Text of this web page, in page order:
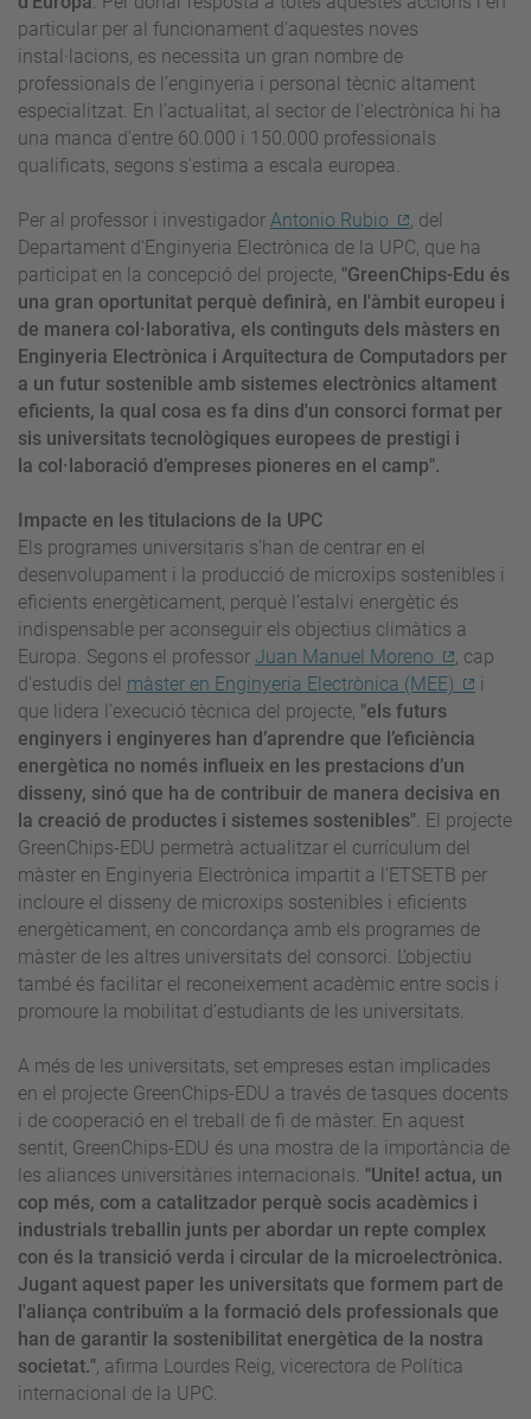
particular per al funcionament d'aquestes noves
instal·lacions, es necessita un gran nombre de
professionals de l’enginyeria i personal tècnic altament
especialitzat. En l’actualitat, al sector de l'electrònica hi ha
una manca d'entre 60.000 i 150.000 professionals
qualificats, segons s'estima a escala europea.
Per al professor i investigador Antonio Rubio
, del
Departament d'Enginyeria Electrònica de la UPC, que ha
participat en la concepció del projecte, "GreenChips-Edu és
una gran oportunitat perquè definirà, en l'àmbit europeu i
de manera col·laborativa, els continguts dels màsters en
Enginyeria Electrònica i Arquitectura de Computadors per
a un futur sostenible amb sistemes electrònics altament
eficients, la qual cosa es fa dins d'un consorci format per
sis universitats tecnològiques europees de prestigi i
la col·laboració d’empreses pioneres en el camp".
Impacte en les titulacions de la UPC
Els programes universitaris s’han de centrar en el
desenvolupament i la producció de microxips sostenibles i
eficients energèticament, perquè l’estalvi energètic és
indispensable per aconseguir els objectius climàtics a
Europa. Segons el professor Juan Manuel Moreno
, cap
d’estudis del màster en Enginyeria Electrònica (MEE)
i
que lidera l’execució tècnica del projecte, "els futurs
enginyers i enginyeres han d’aprendre que l’eficiència
energètica no només influeix en les prestacions d’un
disseny, sinó que ha de contribuir de manera decisiva en
la creació de productes i sistemes sostenibles". El projecte
GreenChips-EDU permetrà actualitzar el currículum del
màster en Enginyeria Electrònica impartit a l’ETSETB per
incloure el disseny de microxips sostenibles i eficients
energèticament, en concordança amb els programes de
màster de les altres universitats del consorci. L’objectiu
també és facilitar el reconeixement acadèmic entre socis i
promoure la mobilitat d’estudiants de les universitats.
A més de les universitats, set empreses estan implicades
en el projecte GreenChips-EDU a través de tasques docents
i de cooperació en el treball de fi de màster. En aquest
sentit, GreenChips-EDU és una mostra de la importància de
les aliances universitàries internacionals. "Unite! actua, un
cop més, com a catalitzador perquè socis acadèmics i
industrials treballin junts per abordar un repte complex
con és la transició verda i circular de la microelectrònica.
Jugant aquest paper les universitats que formem part de
l'aliança contribuïm a la formació dels professionals que
han de garantir la sostenibilitat energètica de la nostra
societat.", afirma Lourdes Reig, vicerectora de Política
internacional de la UPC.